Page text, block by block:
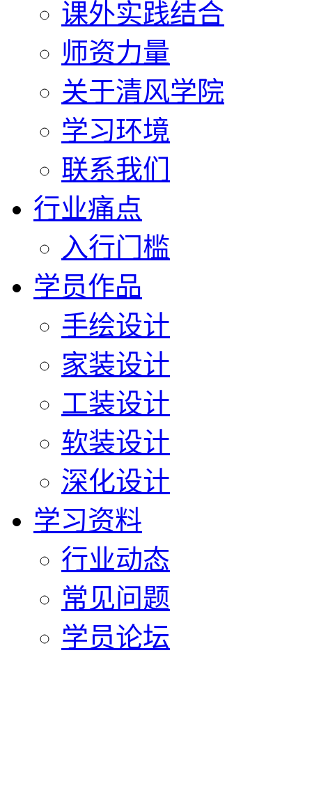
课外实践结合
师资力量
关于清风学院
学习环境
联系我们
行业痛点
入行门槛
学员作品
手绘设计
家装设计
工装设计
软装设计
深化设计
学习资料
行业动态
常见问题
学员论坛